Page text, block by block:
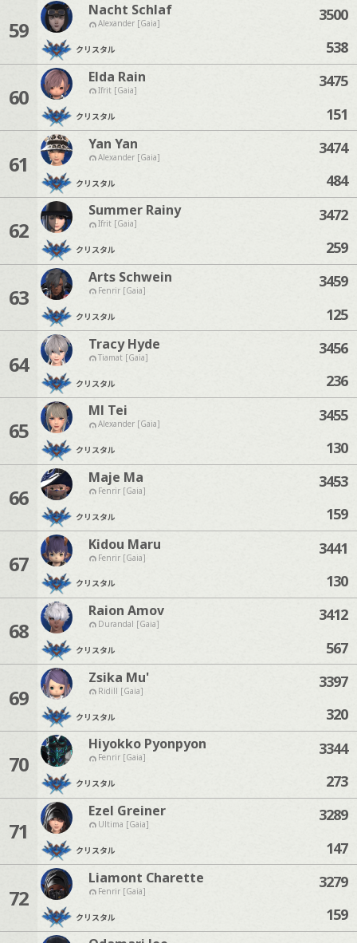
59
Nacht Schlaf
Alexander [Gaia]
クリスタル
3500
538
60
Elda Rain
Ifrit [Gaia]
クリスタル
3475
151
61
Yan Yan
Alexander [Gaia]
クリスタル
3474
484
62
Summer Rainy
Ifrit [Gaia]
クリスタル
3472
259
63
Arts Schwein
Fenrir [Gaia]
クリスタル
3459
125
64
Tracy Hyde
Tiamat [Gaia]
クリスタル
3456
236
65
Ml Tei
Alexander [Gaia]
クリスタル
3455
130
66
Maje Ma
Fenrir [Gaia]
クリスタル
3453
159
67
Kidou Maru
Fenrir [Gaia]
クリスタル
3441
130
68
Raion Amov
Durandal [Gaia]
クリスタル
3412
567
69
Zsika Mu'
Ridill [Gaia]
クリスタル
3397
320
70
Hiyokko Pyonpyon
Fenrir [Gaia]
クリスタル
3344
273
71
Ezel Greiner
Ultima [Gaia]
クリスタル
3289
147
72
Liamont Charette
Fenrir [Gaia]
クリスタル
3279
159